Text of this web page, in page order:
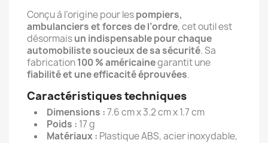
Conçu à l’origine pour lespompiers,
ambulanciers et forces de l’ordre, cet outil est
désormaisun indispensable pour chaque
automobiliste soucieux de sa sécurité. Sa
fabrication100 % américainegarantit une
fiabilité et une efficacité éprouvées.
Caractéristiques techniques
Dimensions :7.6 cm x 3.2 cm x 1.7 cm
Poids : 17 g
Matériaux : Plastique ABS, acier inoxydable,